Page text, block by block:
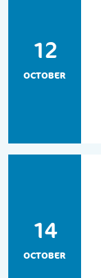
12
OCTOBER
14
OCTOBER